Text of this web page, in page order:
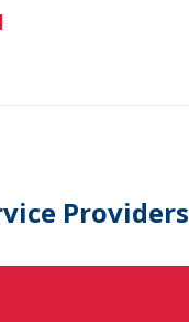
Providers